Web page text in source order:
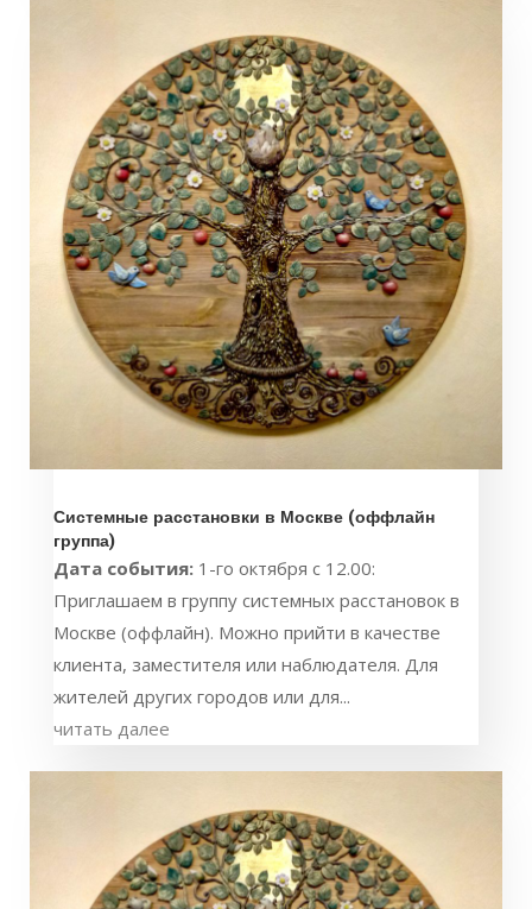
Системные расстановки в Москве (оффлайн
группа)
Дата события: 1-го октября с 12.00:
Приглашаем в группу системных расстановок в
Москве (оффлайн). Можно прийти в качестве
клиента, заместителя или наблюдателя. Для
жителей других городов или для...
читать далее